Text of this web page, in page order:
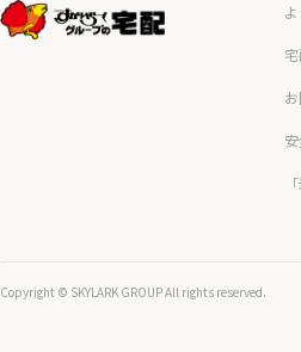
Copyright © SKYLARK GROUP All rights reserved.